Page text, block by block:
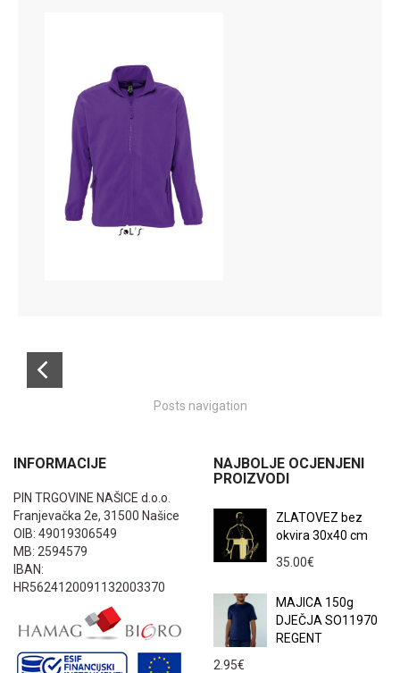
Posts navigation
INFORMACIJE
PIN TRGOVINE NAŠICE d.o.o.
Franjevačka 2e, 31500 Našice
OIB: 49019306549
MB: 2594579
IBAN:
HR5624120091132003370
NAJBOLJE OCJENJENI
PROIZVODI
ZLATOVEZ bez
okvira 30x40 cm
35.00€
MAJICA 150g
DJEČJA SO11970
REGENT
2.95€